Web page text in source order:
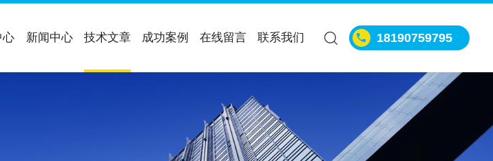
18190759795
心 新闻中心 技术文章 成功案例 在线留言 联系我们